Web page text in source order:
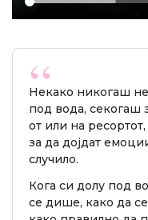
Некако никогаш
под вода, секогаш
от или на
за да дојдат
случило.
Кога си долу под
се дише, како да